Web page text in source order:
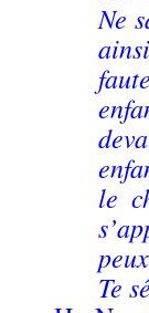
Ne
le
Te